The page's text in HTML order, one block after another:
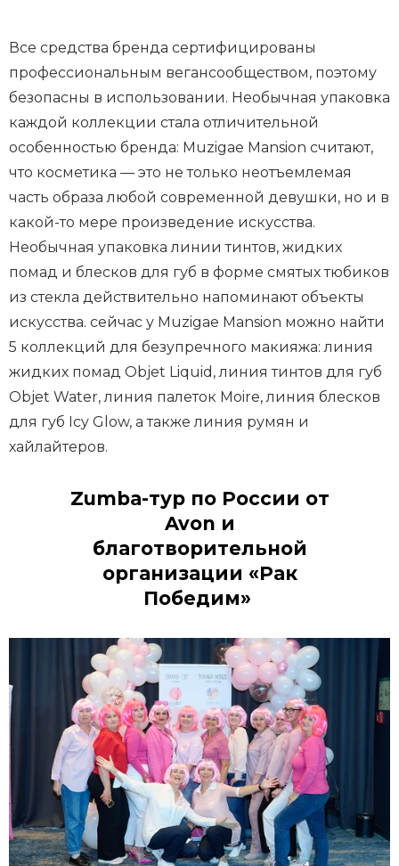
Все средства бренда сертифицированы
профессиональным вегансообществом, поэтому
безопасны в использовании. Необычная упаковка
каждой коллекции стала отличительной
особенностью бренда: Muzigae Mansion считают,
что косметика — это не только неотъемлемая
часть образа любой современной девушки, но и в
какой-то мере произведение искусства.
Необычная упаковка линии тинтов, жидких
помад и блесков для губ в форме смятых тюбиков
из стекла действительно напоминают объекты
искусства. сейчас у Muzigae Mansion можно найти
5 коллекций для безупречного макияжа: линия
жидких помад Objet Liquid, линия тинтов для губ
Objet Water, линия палеток Moire, линия блесков
для губ Icy Glow, а также линия румян и
хайлайтеров.
Zumba-тур по России от
Avon и
благотворительной
организации «Рак
Победим»